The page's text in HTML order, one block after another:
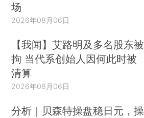
场
2026年08月06日
【我闻】艾路明及多名股东被
拘 当代系创始人因何此时被
清算
2026年08月06日
分析｜贝森特操盘稳日元，操